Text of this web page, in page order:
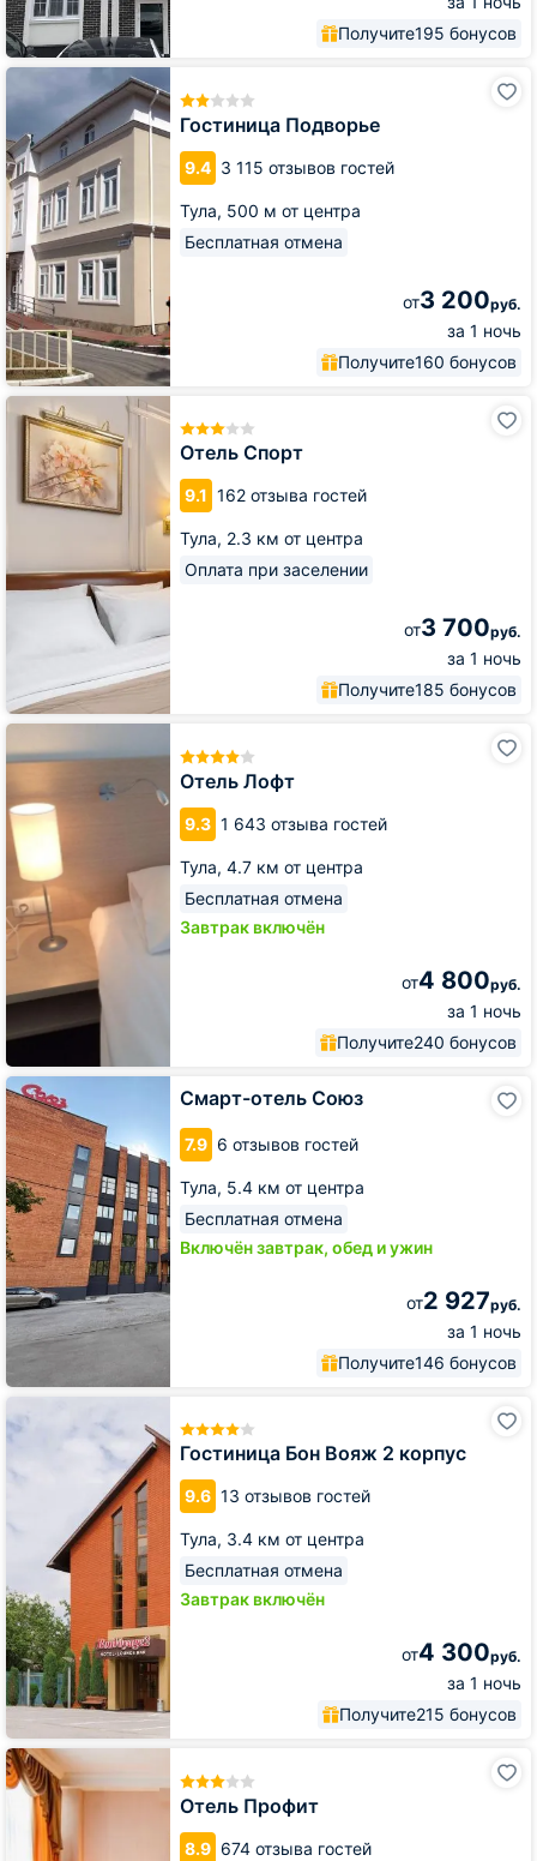
Получите195 бонусов
Гостиница Подворье
9.4 3 115 отзывов гостей
Тула, 500 м от центра
Бесплатная отмена
от3 200руб.
за 1 ночь
Получите160 бонусов
Гостиница
Подворье
Отель Спорт
9.1 162 отзыва гостей
Тула, 2.3 км от центра
Оплата при заселении
от3 700руб.
за 1 ночь
Получите185 бонусов
Отель
Спорт
Отель Лофт
9.3 1 643 отзыва гостей
Тула, 4.7 км от центра
Бесплатная отмена
Завтрак включён
от4 800руб.
за 1 ночь
Получите240 бонусов
Отель
Лофт
Смарт-отель Союз
7.9 6 отзывов гостей
Тула, 5.4 км от центра
Бесплатная отмена
Включён завтрак, обед и ужин
от2 927руб.
за 1 ночь
Получите146 бонусов
Смарт-
отель
Союз
Гостиница Бон Вояж 2 корпус
9.6 13 отзывов гостей
Тула, 3.4 км от центра
Бесплатная отмена
Завтрак включён
от4 300руб.
за 1 ночь
Получите215 бонусов
Гостиница
Бон
2
Отель Профит
8.9 674 отзыва гостей
Отель
Профит